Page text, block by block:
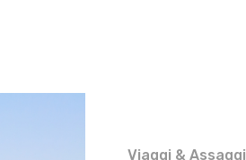
Viaggi & Assaggi